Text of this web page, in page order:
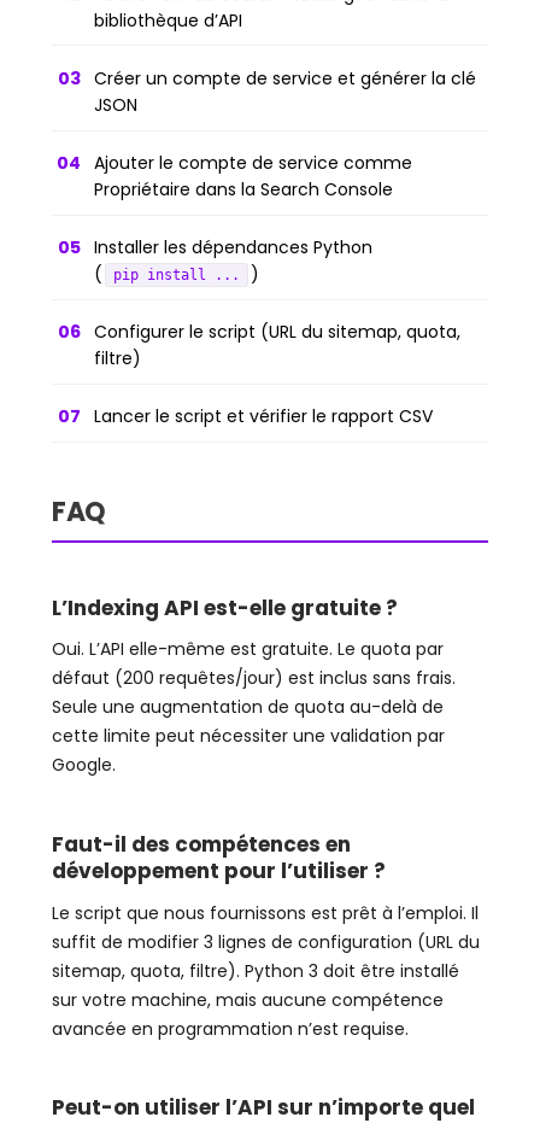
bibliothèque d’API
Créer un compte de service et générer la clé
JSON
Ajouter le compte de service comme
Propriétaire dans la Search Console
Installer les dépendances Python
(
pip install ... )
Configurer le script (URL du sitemap, quota,
filtre)
Lancer le script et vérifier le rapport CSV
FAQ
L’Indexing API est-elle gratuite ?
Oui. L’API elle-même est gratuite. Le quota par
défaut (200 requêtes/jour) est inclus sans frais.
Seule une augmentation de quota au-delà de
cette limite peut nécessiter une validation par
Google.
Faut-il des compétences en
développement pour l’utiliser ?
Le script que nous fournissons est prêt à l’emploi. Il
suffit de modifier 3 lignes de configuration (URL du
sitemap, quota, filtre). Python 3 doit être installé
sur votre machine, mais aucune compétence
avancée en programmation n’est requise.
Peut-on utiliser l’API sur n’importe quel